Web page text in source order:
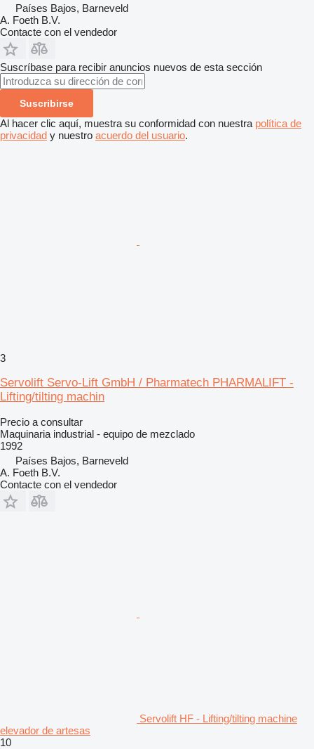
Países Bajos, Barneveld
A. Foeth B.V.
Contacte con el vendedor
Suscríbase para recibir anuncios nuevos de esta sección
Suscribirse
Al hacer clic aquí, muestra su conformidad con nuestra política de
privacidad y nuestro acuerdo del usuario.
3
Servolift Servo-Lift GmbH / Pharmatech PHARMALIFT -
Lifting/tilting machin
Precio a consultar
Maquinaria industrial - equipo de mezclado
1992
Países Bajos, Barneveld
A. Foeth B.V.
Contacte con el vendedor
Servolift HF - Lifting/tilting machine
elevador de artesas
10